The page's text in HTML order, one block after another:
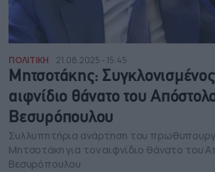
ΠΟΛΙΤΙΚΗ 21.08.2025 - 15:45
Μητσοτάκης:
αιφνίδιο θάνατο του
Βεσυρόπουλου
Συλλυπητήρια ανάρτηση του
Μητσοτάκη για τον αιφνίδιο θάνατο του
Βεσυρόπουλου